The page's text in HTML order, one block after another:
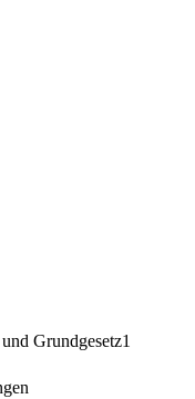
Grundgesetz1